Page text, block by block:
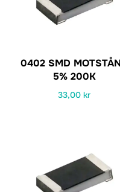
0402 SMD
5% 200K
33,00kr